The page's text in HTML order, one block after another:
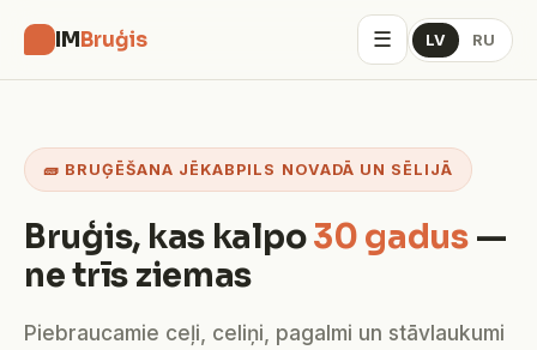
IMBruģis ☰ LV RU
🧱 BRUĢĒŠANA JĒKABPILS NOVADĀ UN SĒLIJĀ
Bruģis, kas kalpo30 gadus—
ne trīs ziemas
Piebraucamie ceļi, celiņi, pagalmi un stāvlaukumi